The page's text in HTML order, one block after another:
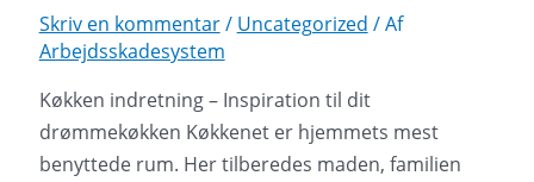
Skriv en kommentar/ Uncategorized / Af
Arbejdsskadesystem
Køkken indretning – Inspiration til dit
drømmekøkken Køkkenet er hjemmets mest
benyttede rum. Her tilberedes maden, familien